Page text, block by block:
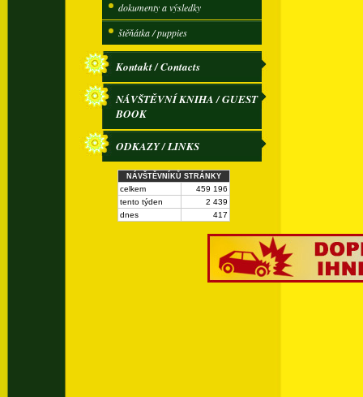
dokumenty a výsledky
štěňátka / puppies
Kontakt / Contacts
NÁVŠTĚVNÍ KNIHA / GUEST
BOOK
ODKAZY / LINKS
NÁVŠTĚVNÍKŮ STRÁNKY
celkem
459 196
tento týden
2 439
dnes
417